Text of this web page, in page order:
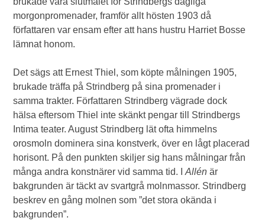
morgonpromenader, framför allt hösten 1903 då
författaren var ensam efter att hans hustru Harriet Bosse
lämnat honom.
Det sägs att Ernest Thiel, som köpte målningen 1905,
brukade träffa på Strindberg på sina promenader i
samma trakter. Författaren Strindberg vägrade dock
hälsa eftersom Thiel inte skänkt pengar till Strindbergs
Intima teater. August Strindberg lät ofta himmelns
orosmoln dominera sina konstverk, över en lågt placerad
horisont. På den punkten skiljer sig hans målningar från
många andra konstnärer vid samma tid. IAllén är
bakgrunden är täckt av svartgrå molnmassor. Strindberg
beskrev en gång molnen som ”det stora okända i
bakgrunden”.